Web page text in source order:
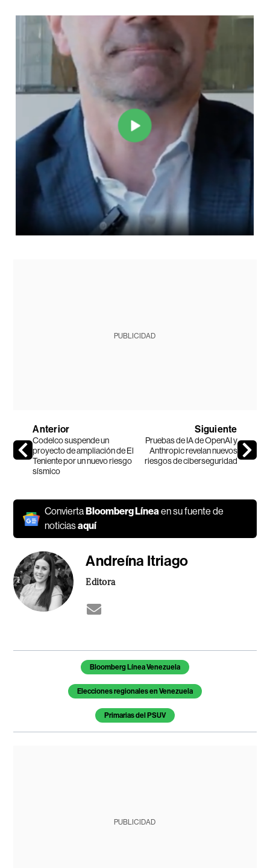
PUBLICIDAD
Anterior
Codelco suspende un
proyecto de ampliación de El
Teniente por un nuevo riesgo
sísmico
Siguiente
Pruebas de IA de OpenAI y
Anthropic revelan nuevos
riesgos de ciberseguridad
Convierta Bloomberg Líneaen su fuente de
noticiasaquí
Andreína Itriago
Editora
Temas de este artículoBloomberg Línea Venezuela
Elecciones regionales en Venezuela
Primarias del PSUV
PUBLICIDAD